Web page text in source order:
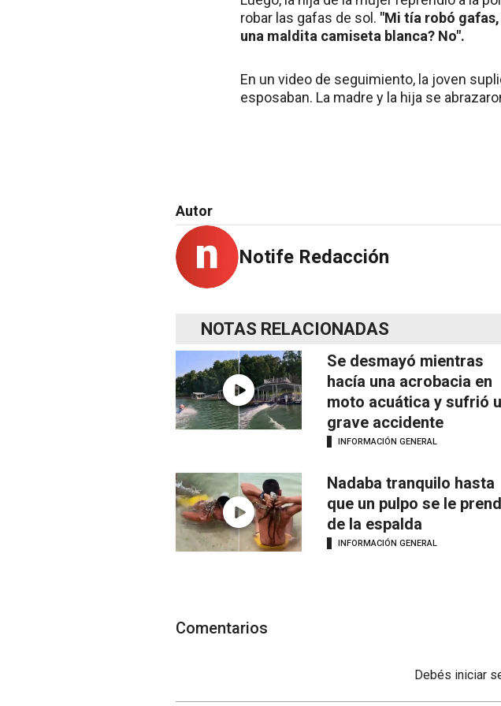
robar las gafas de sol. "Mi tía robó
una maldita camiseta blanca? No".
En un video de seguimiento, la joven
esposaban. La madre y la hija se
Autor
Notife Redacción
NOTAS RELACIONADAS
Se desmayó mientras
hacía una acrobacia en
moto acuática y sufrió
grave accidente
INFORMACIÓN GENERAL
Nadaba tranquilo hasta
que un pulpo se le
de la espalda
INFORMACIÓN GENERAL
Comentarios
Debés iniciar